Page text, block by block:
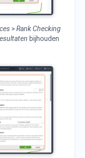
>Rank Checking
bijhouden